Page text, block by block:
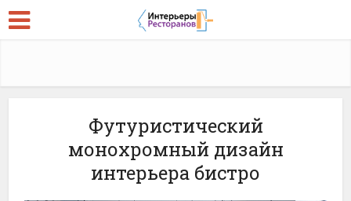
Футуристический
монохромный дизайн
интерьера бистро